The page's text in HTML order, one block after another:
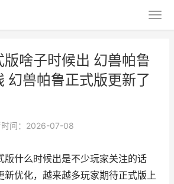
啥子时候出 幻兽帕鲁
幻兽帕鲁正式版更新了
时间：2026-07-08
版什么时候出是不少玩家关注的话
新优化，越来越多玩家期待正式版上